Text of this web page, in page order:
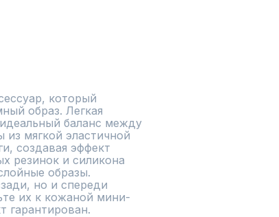
который
образ. Легкая
баланс между
мягкой эластичной
создавая эффект
резинок и силикона
образы.
но и спереди
их к кожаной мини-
гарантирован.